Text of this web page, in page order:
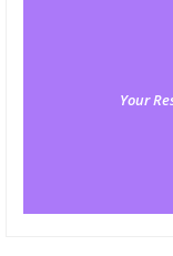
Your